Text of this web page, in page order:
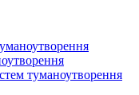
туманоутворення